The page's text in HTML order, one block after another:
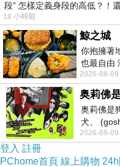
為了讓肌膚早日重回少
這次酋姐要來介紹一下
一個來自韓國的品牌
段” 怎樣定義身段的高低？！
18 小時前
鯨之城
你抱擁著
也最自由
幸福 可以
2026-08-09
奥莉佛是
犬、
劇: 小田
2026-08-09
登入 註冊
PChome首頁 線上購物